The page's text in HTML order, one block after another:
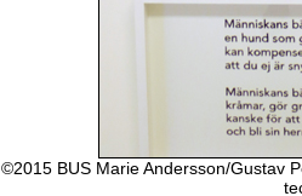
©2015 BUS Marie Andersson/Gustav